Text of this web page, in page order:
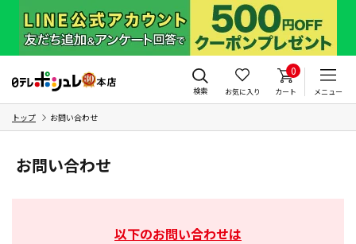
検索 お気に入り
0
カート メニュー
トップ お問い合わせ
お問い合わせ
以下のお問い合わせは